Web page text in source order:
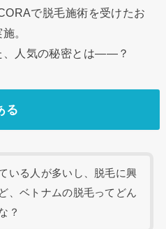
で脱毛施術を受けたお
。
、人気の秘密とは――？
る
いる人が多いし、脱毛に興
、ベトナムの脱毛ってどん
？